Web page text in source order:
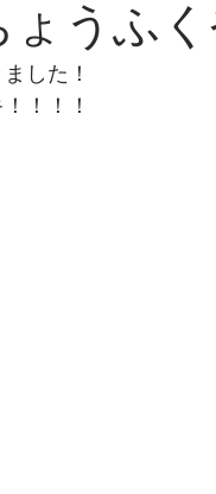
ょうふ
した！
！！！